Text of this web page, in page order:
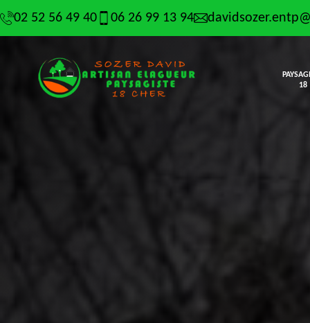
02 52 56 49 40 06 26 99 13 94
18